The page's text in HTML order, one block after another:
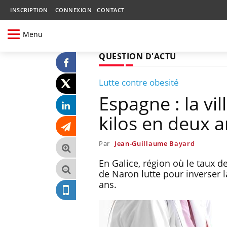
INSCRIPTION CONNEXION CONTACT
Menu
QUESTION D'ACTU
Lutte contre obesité
Espagne : la
kilos en deux
Par Jean-Guillaume Bayard
En Galice, région où le taux
de Naron lutte pour inverser
ans.